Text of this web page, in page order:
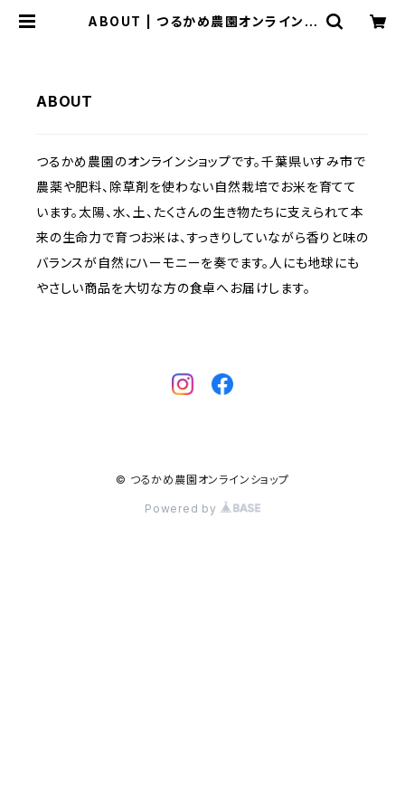
ABOUT | つるかめ農園オンラインシ
ABOUT
つるかめ農園のオンラインショップです。千葉県いすみ市で
農薬や肥料、除草剤を使わない自然栽培でお米を育てて
います。太陽、水、土、たくさんの生き物たちに支えられて本
来の生命力で育つお米は、すっきりしていながら香りと味の
バランスが自然にハーモニーを奏でます。人にも地球にも
やさしい商品を大切な方の食卓へお届けします。
© つるかめ農園オンラインショップ
Powered by